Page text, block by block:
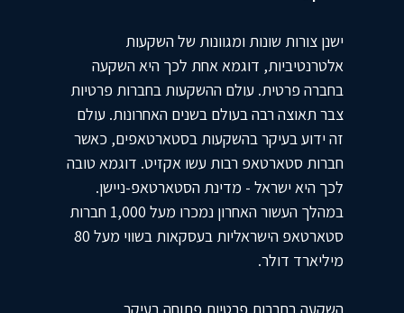
ישנן צורות שונות ומגוונות של השקעות
אלטרנטיביות, דוגמא אחת לכך היא השקעה
בחברה פרטית. עולם ההשקעות בחברות פרטיות
צבר תאוצה רבה בעולם בשנים האחרונות. עולם
זה ידוע בעיקר בהשקעות בסטארטאפים, כאשר
חברות סטארטאפ רבות עשו אקזיט. דוגמא טובה
לכך היא ישראל - מדינת הסטארטאפ-ניישן.
במהלך העשור האחרון נמכרו מעל 1,000 חברות
סטארטאפ הישראליות בעסקאות בשווי מעל 80
מיליארד דולר.